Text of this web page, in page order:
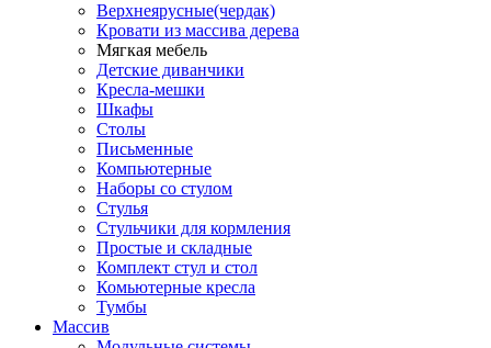
Верхнеярусные(чердак)
Кровати из массива дерева
Мягкая мебель
Детские диванчики
Кресла-мешки
Шкафы
Столы
Письменные
Компьютерные
Наборы со стулом
Стулья
Стульчики для кормления
Простые и складные
Комплект стул и стол
Комьютерные кресла
Тумбы
Массив